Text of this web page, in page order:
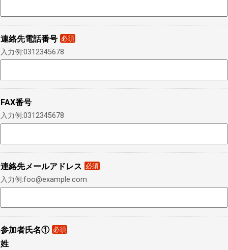
連絡先電話番号 必須
入力例:0312345678
FAX番号
入力例:0312345678
連絡先メールアドレス 必須
入力例:foo@example.com
参加者氏名① 必須
姓